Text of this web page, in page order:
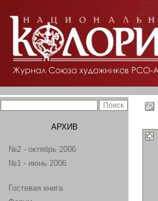
АРХИВ
№2 - октябрь 2006
№1 - июнь 2006
Гостевая книга